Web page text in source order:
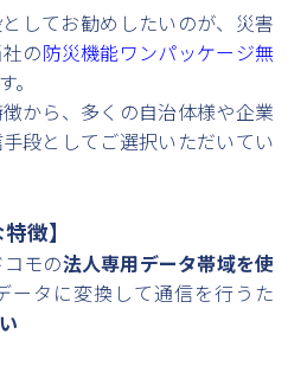
してお勧めしたいのが、災害
の防災機能ワンパッケージ無
。
から、多くの自治体様や企業
段としてご選択いただいてい
徴】
モの法人専用データ帯域を使
ータに変換して通信を行うた